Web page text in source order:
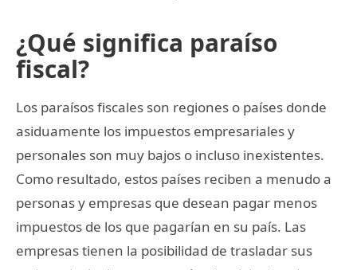
¿Qué significa paraíso
fiscal?
Los paraísos fiscales son regiones o países donde
asiduamente los impuestos empresariales y
personales son muy bajos o incluso inexistentes.
Como resultado, estos países reciben a menudo a
personas y empresas que desean pagar menos
impuestos de los que pagarían en su país. Las
empresas tienen la posibilidad de trasladar sus